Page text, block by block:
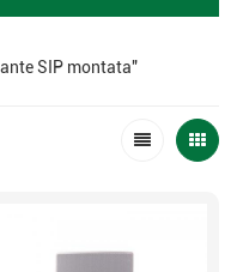
SIP montata"